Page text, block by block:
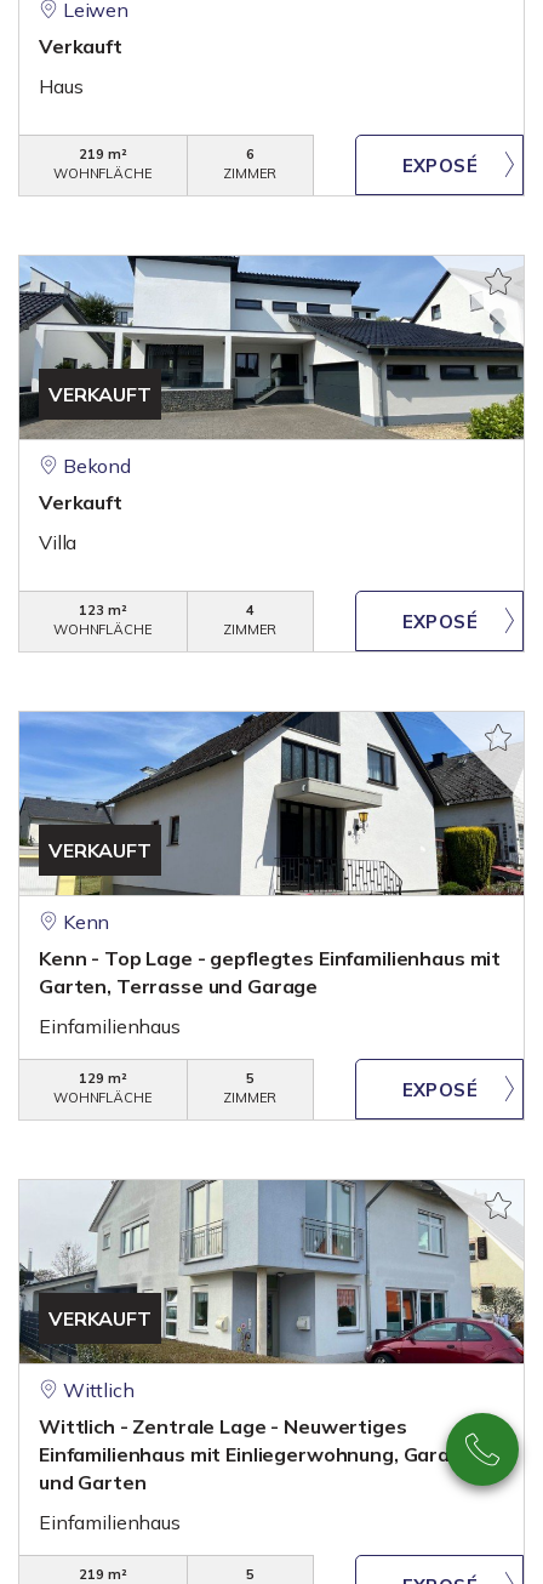
Leiwen
Verkauft
Haus
219 m²
WOHNFLÄCHE
6
ZIMMER
VERKAUFT
Bekond
Verkauft
Villa
123 m²
WOHNFLÄCHE
4
ZIMMER
VERKAUFT
Kenn
Kenn - Top Lage - gepflegtes Einfamilienhaus mit
Garten, Terrasse und Garage
Einfamilienhaus
129 m²
WOHNFLÄCHE
5
ZIMMER
VERKAUFT
Wittlich
Wittlich - Zentrale Lage - Neuwertiges
Einfamilienhaus mit Einliegerwohnung, Garage
und Garten
Einfamilienhaus
219 m² 5